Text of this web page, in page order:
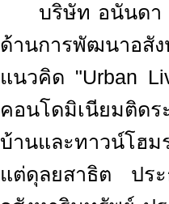
บริษัท อนันดา
ด้านการพัฒนาอสั
แนวคิด "Urban
คอนโดมิเนียมติด
บ้านและทาวน์โฮ
แต่ดุลยสาธิต ประ